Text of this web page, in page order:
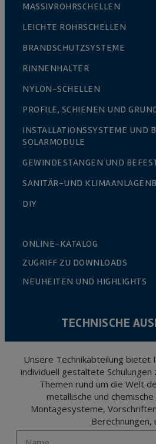
MASSIVROHRSCHELLEN
LEICHTE ROHRSCHELLEN
BRANDSCHUTZSYSTEME
RINNENHALTER
NYLON-SCHELLEN
PROFILE, SCHIENEN UND
INSTALLATIONSSYSTEME UND
SOLARMODULE
GEWINDESTANGEN UND
SANITÄR-UND
DIY
ONLINE-KATALOG
ZUGRIFF ZU DOWNLOADS
NEUHEITEN UND HIGHLIGHTS
TECHNISCHE
Unsere Technikabteilung bietet
individuell gestaltete
Themen rund um die Welt
metallische und
Montagesysteme,
Berechnungen,